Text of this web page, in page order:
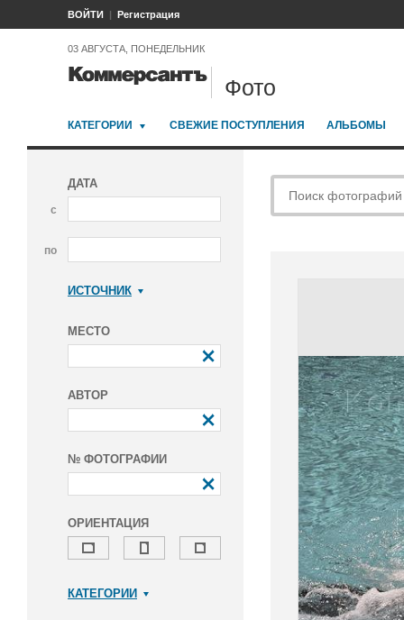
ВОЙТИ Регистрация
03 АВГУСТА, ПОНЕДЕЛЬНИК
Фото
КАТЕГОРИИ СВЕЖИЕ ПОСТУПЛЕНИЯ АЛЬБОМЫ
ДАТА
с
по
ИСТОЧНИК
МЕСТО
АВТОР
№ ФОТОГРАФИИ
ОРИЕНТАЦИЯ
КАТЕГОРИИ